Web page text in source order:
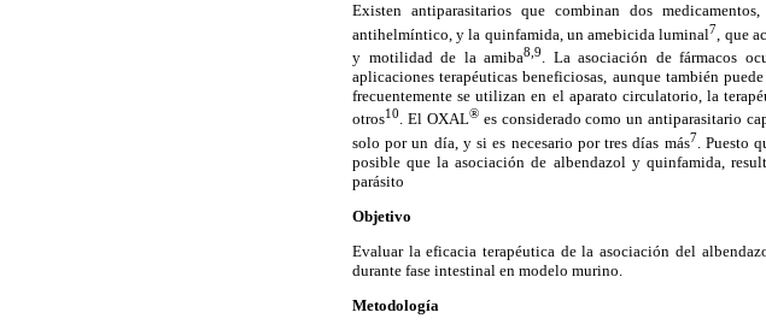
Existen antiparasitarios que combinan dos
antihelmíntico, y la quinfamida, un amebicida luminal7 , que
y motilidad de la amiba8,9. La asociación de fármacos
aplicaciones terapéuticas beneficiosas, aunque también
frecuentemente se utilizan en el aparato circulatorio, la
otros10. El OXAL®es considerado como un antiparasitario
solo por un día, y si es necesario por tres días más7
. Puesto
posible que la asociación de albendazol y quinfamida,
parásito
Objetivo
Evaluar la eficacia terapéutica de la asociación del
durante fase intestinal en modelo murino.
Metodología